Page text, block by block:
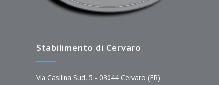
Stabilimento di Cervaro
Via Casilina Sud, 5 - 03044 Cervaro (FR)